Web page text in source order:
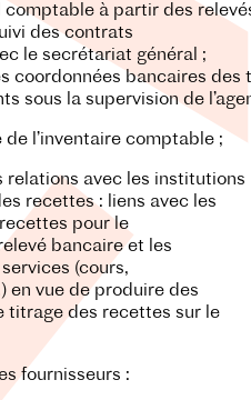
à partir des
des contrats
le secrétariat général ;
coordonnées bancaires des
sous la supervision de
l’inventaire comptable ;
relations avec les institutions
recettes : liens avec les
pour le
bancaire et les
(cours,
en vue de produire des
des recettes sur le
fournisseurs :